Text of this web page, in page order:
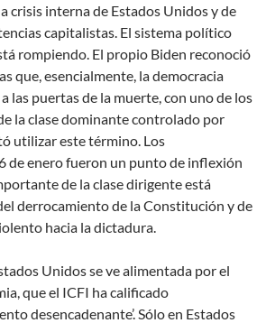
crisis interna de Estados Unidos y de
capitalistas. El sistema político
rompiendo. El propio Biden reconoció
que, esencialmente, la democracia
las puertas de la muerte, con uno de los
la clase dominante controlado por
utilizar este término. Los
de enero fueron un punto de inflexión
de la clase dirigente está
derrocamiento de la Constitución y de
hacia la dictadura.
Unidos se ve alimentada por el
que el ICFI ha calificado
desencadenante’. Sólo en Estados